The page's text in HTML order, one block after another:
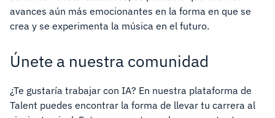
avances aún más emocionantes en la forma en que se
crea y se experimenta la música en el futuro.
Únete a nuestra comunidad
¿Te gustaría trabajar con IA? En nuestra plataforma de
Talent puedes encontrar la forma de llevar tu carrera al